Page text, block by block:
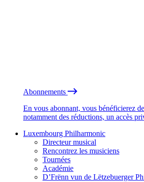
Abonnements
En vous abonnant, vous bénéficierez
notamment des réductions, un accès
Luxembourg Philharmonic
Directeur musical
Rencontrez les musiciens
Tournées
Académie
D’Frënn vun de Lëtzebuerger